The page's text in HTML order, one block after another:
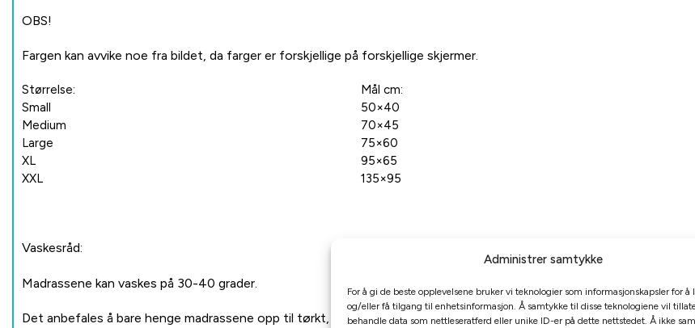
Administrer samtykke
For å gi de beste opplevelsene bruker vi teknologier som informasjonskapsler for å
og/eller få tilgang til enhetsinformasjon. Å samtykke til disse teknologiene vil
behandle data som nettleseratferd eller unike ID-er på dette nettstedet. Å ikke
OBS!
Fargen kan avvike noe fra bildet, da farger er forskjellige på forskjellige skjermer.
Størrelse:
Mål cm:
Small
50×40
Medium
70×45
Large
75×60
XL
95×65
XXL
135×95
Vaskesråd:
Madrassene kan vaskes på 30-40 grader.
Det anbefales å bare henge madrassene opp til tørkt, de tørker veldig fort. Om man har tørketrommel der man kan